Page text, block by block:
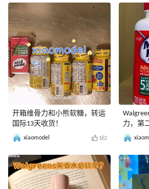
开箱维骨力和小熊软糖，转运
国际13天收货！
xiaomodel 163
力，第